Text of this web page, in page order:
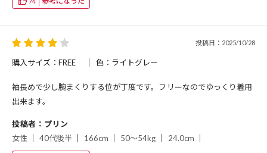
投稿日：2025/10/28
購入サイズ：FREE 色：ライトグレー
袖長めで少し腕まくりする位が丁度です。フリーなのでゆっくり着用
出来ます。
投稿者：プリン
女性
40代後半 166cm 50～54kg 24.0cm